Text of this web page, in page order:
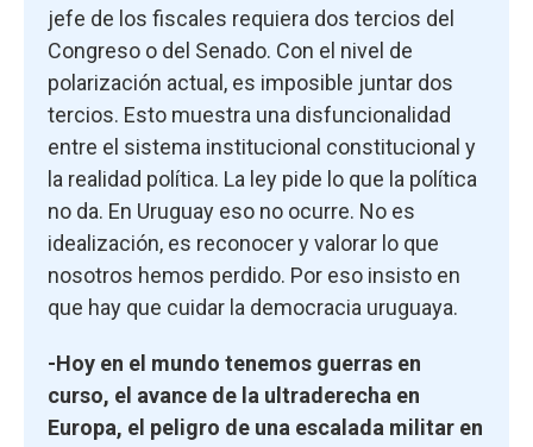
jefe de los fiscales requiera dos tercios del
Congreso o del Senado. Con el nivel de
polarización actual, es imposible juntar dos
tercios. Esto muestra una disfuncionalidad
entre el sistema institucional constitucional y
la realidad política. La ley pide lo que la política
no da. En Uruguay eso no ocurre. No es
idealización, es reconocer y valorar lo que
nosotros hemos perdido. Por eso insisto en
que hay que cuidar la democracia uruguaya.
-Hoy en el mundo tenemos guerras en
curso, el avance de la ultraderecha en
Europa, el peligro de una escalada militar en